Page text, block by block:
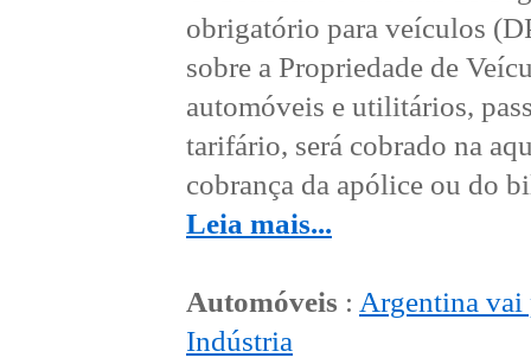
obrigatório para veículos
sobre a Propriedade de
automóveis e utilitários,
tarifário, será cobrado na
cobrança da apólice ou do
Leia mais...
Automóveis : Argentina
Indústria